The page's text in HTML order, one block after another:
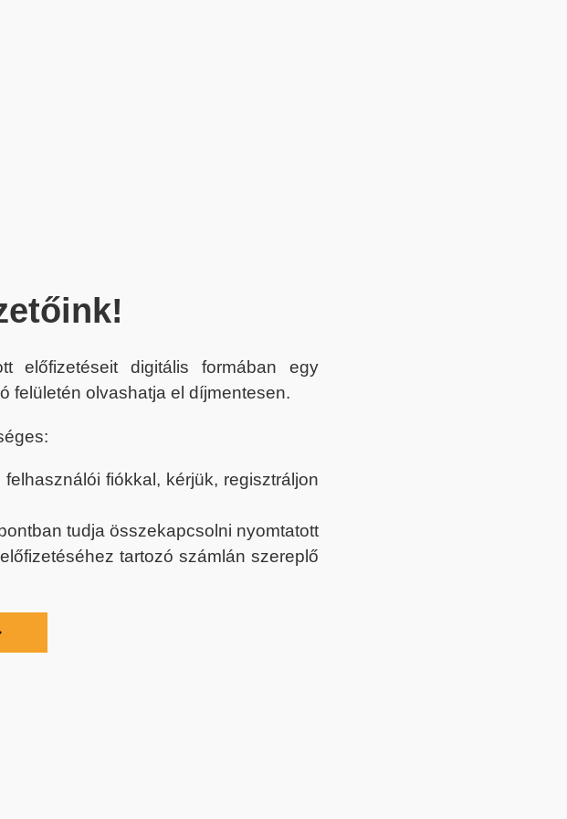
előfizetéseit digitális formában egy
felületén olvashatja el díjmentesen.
fiókkal, kérjük, regisztráljon
tudja összekapcsolni nyomtatott
tartozó számlán szereplő